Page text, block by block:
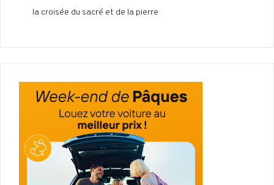
la croisée du sacré et de la pierre